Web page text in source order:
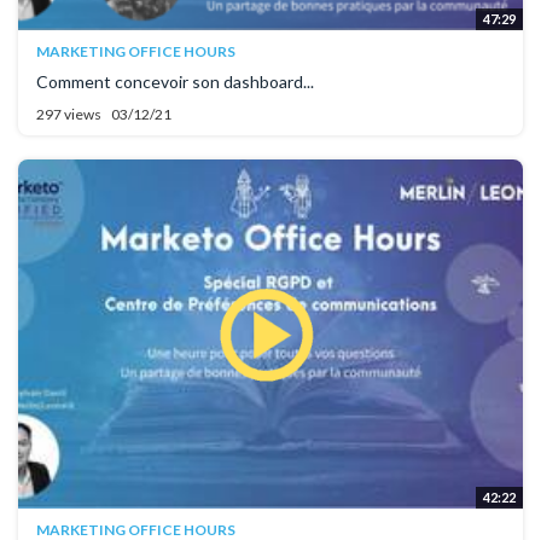
47:29
MARKETING OFFICE HOURS
Comment concevoir son dashboard...
297 views 03/12/21
42:22
MARKETING OFFICE HOURS